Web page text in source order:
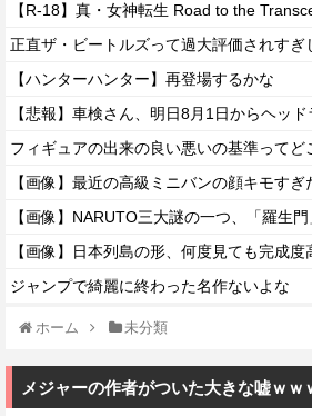
正直ザ・ビートルズって過大評価されすぎ
【ハンターハンター】再登場するかな
フィギュアの出来の良い悪いの基準ってど
【画像】最近の高級ミニバンの顔キモすぎ
【画像】日本列島の形、何度見ても完成度
ジャンプで綺麗に終わった名作ないよな
ホーム 未分類
メジャーの作者がついた大きな嘘ｗｗ